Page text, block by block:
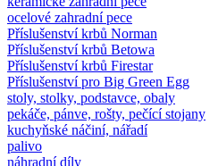
ocelové zahradní pece
Příslušenství krbů Norman
Příslušenství krbů Betowa
Příslušenství krbů Firestar
Příslušenství pro Big Green Egg
stoly, stolky, podstavce, obaly
pekáče, pánve, rošty, pečící stojany
kuchyňské náčiní, nářadí
palivo
náhradní díly